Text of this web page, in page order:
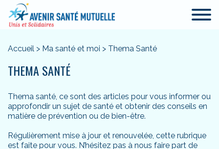
Accueil > Ma santé et moi > Thema Santé
THEMA SANTÉ
Thema santé, ce sont des articles pour vous informer ou
approfondir un sujet de santé et obtenir des conseils en
matière de prévention ou de bien-être.
Régulièrement mise à jour et renouvelée, cette rubrique
est faite pour vous. N’hésitez pas à nous faire part de